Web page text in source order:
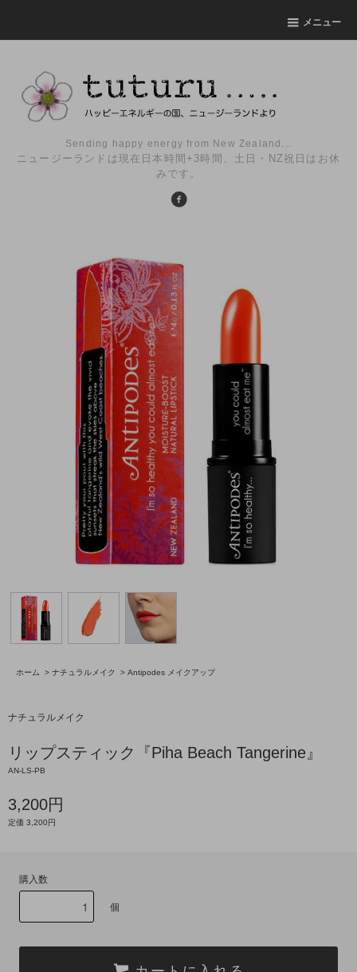
メニュー
Sending happy energy from New Zealand...
ニュージーランドは現在日本時間+3時間、土日・NZ祝日はお休
みです。
ホーム > ナチュラルメイク > Antipodes メイクアップ
ナチュラルメイク
リップスティック『Piha Beach Tangerine』
AN-LS-PB
3,200円
定価 3,200円
購入数
個